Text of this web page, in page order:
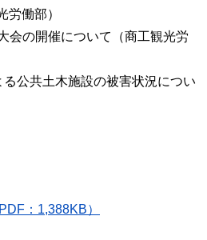
労働部）
会の開催について（商工観光労
る公共土木施設の被害状況につい
：1,388KB）